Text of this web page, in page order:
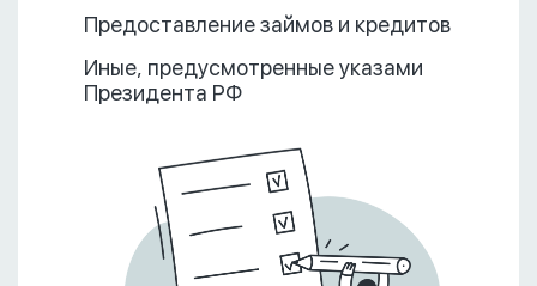
Предоставление займов и кредитов
Иные, предусмотренные указами
Президента РФ